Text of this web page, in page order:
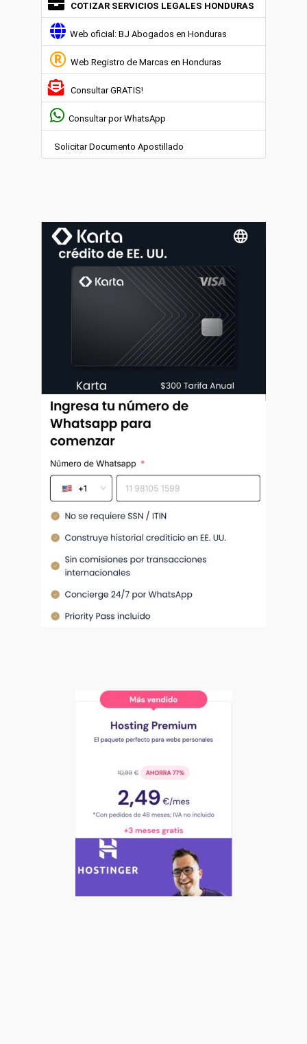
COTIZAR SERVICIOS LEGALES HONDURAS
Web oficial: BJ Abogados en Honduras
Web Registro de Marcas en Honduras
Consultar GRATIS!
Consultar por WhatsApp
Solicitar Documento Apostillado